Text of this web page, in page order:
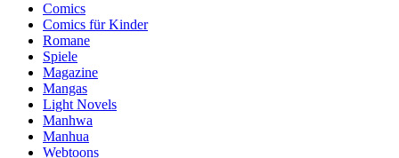
Comics
Comics für Kinder
Romane
Spiele
Magazine
Mangas
Light Novels
Manhwa
Manhua
Webtoons